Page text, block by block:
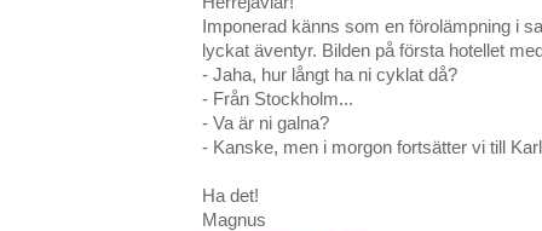
Imponerad känns som en förolämpning i
lyckat äventyr. Bilden på första hotellet
- Jaha, hur långt ha ni cyklat då?
- Från Stockholm...
- Va är ni galna?
- Kanske, men i morgon fortsätter vi till
Ha det!
Magnus